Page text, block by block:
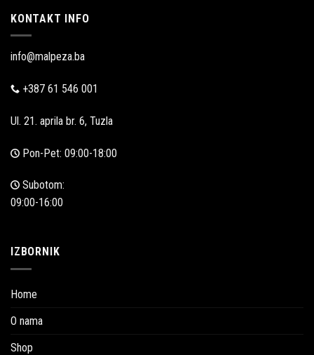
KONTAKT INFO
info@malpeza.ba
+387 61 546 001
Ul. 21. aprila br. 6, Tuzla
Pon-Pet: 09:00-18:00
Subotom:
09:00-16:00
IZBORNIK
Home
O nama
Shop